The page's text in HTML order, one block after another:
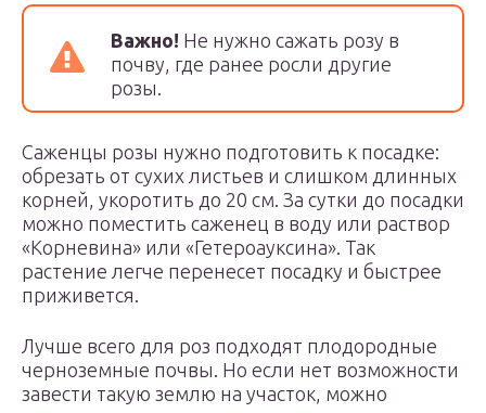
Важно! Не нужно сажать розу в
почву, где ранее росли другие
розы.
Саженцы розы нужно подготовить к посадке:
обрезать от сухих листьев и слишком длинных
корней, укоротить до 20 см. За сутки до посадки
можно поместить саженец в воду или раствор
«Корневина» или «Гетероауксина». Так
растение легче перенесет посадку и быстрее
приживется.
Лучше всего для роз подходят плодородные
черноземные почвы. Но если нет возможности
завести такую землю на участок, можно